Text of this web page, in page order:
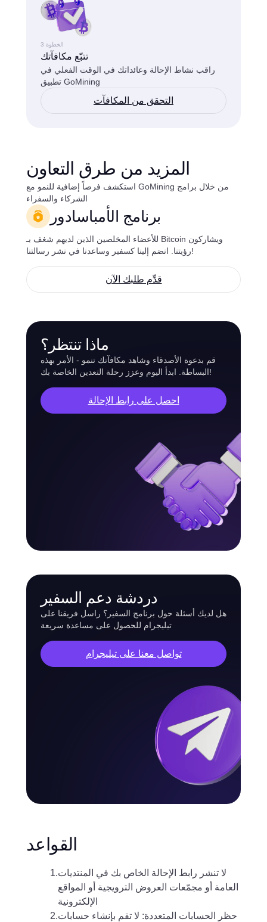
الخطوة 3
تتبّع مكافآتك
راقب نشاط الإحالة وعائداتك في الوقت الفعلي في
تطبيق GoMining
التحقق من المكافآت
المزيد من طرق التعاون
استكشف فرصاً إضافية للنمو مع GoMining من خلال برامج
الشركاء والسفراء
برنامج الأمباسادور
للأعضاء المخلصين الذين لديهم شغف بـ Bitcoin ويشاركون
رؤيتنا. انضم إلينا كسفير وساعدنا في نشر رسالتنا!
قدِّم طلبك الآن
ماذا تنتظر؟
قم بدعوة الأصدقاء وشاهد مكافآتك تنمو - الأمر بهذه
البساطة. ابدأ اليوم وعزز رحلة التعدين الخاصة بك!
احصل على رابط الإحالة
دردشة دعم السفير
هل لديك أسئلة حول برنامج السفير؟ راسل فريقنا على
تيليجرام للحصول على مساعدة سريعة
تواصل معنا على تيليجرام
القواعد
1.لا تنشر رابط الإحالة الخاص بك في المنتديات
العامة أو مجمّعات العروض الترويجية أو المواقع
الإلكترونية
2.حظر الحسابات المتعددة: لا تقم بإنشاء حسابات